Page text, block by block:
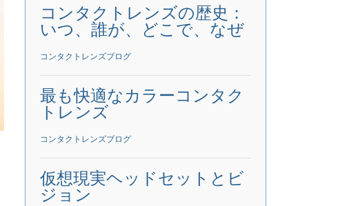
コンタクトレンズの歴史：
いつ、誰が、どこで、なぜ
コンタクトレンズブログ
最も快適なカラーコンタク
トレンズ
コンタクトレンズブログ
仮想現実ヘッドセットとビ
ジョン